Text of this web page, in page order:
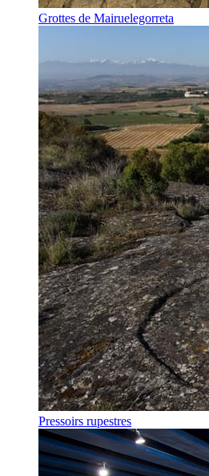
Grottes de Mairuelegorreta
Pressoirs rupestres